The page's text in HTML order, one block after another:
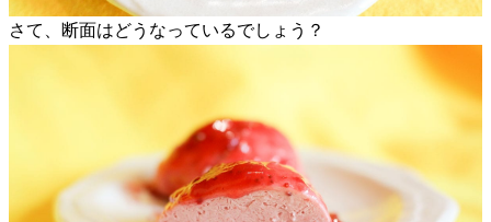
さて、断面はどうなっているでしょう？